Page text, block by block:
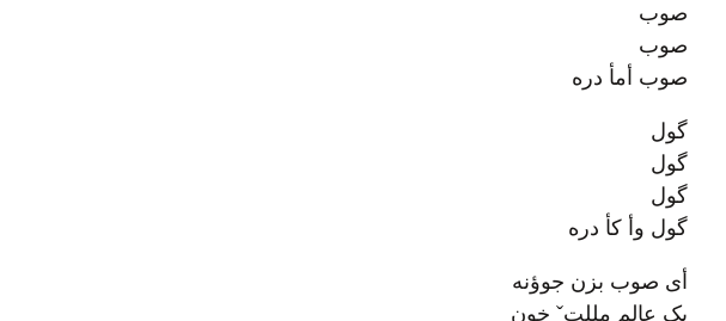
صوب
صوب
صوب أمأ دره
گول
گول
گول
گول وأ کأ دره
أی صوب بزن جوؤنه
یک عالم مللتˇ خون